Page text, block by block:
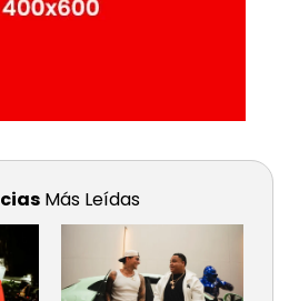
Más Leídas